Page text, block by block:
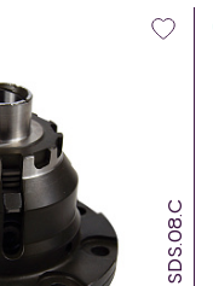
SDS.08.C